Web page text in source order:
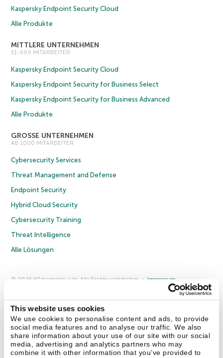
This website uses cookies
We use cookies to personalise content and ads, to provide
social media features and to analyse our traffic. We also
share information about your use of our site with our social
media, advertising and analytics partners who may
combine it with other information that you’ve provided to
Kaspersky Endpoint Security Cloud
Alle Produkte
MITTLERE UNTERNEHMEN
51-999 MITARBEITER
Kaspersky Endpoint Security Cloud
Kaspersky Endpoint Security for Business Select
Kaspersky Endpoint Security for Business Advanced
Alle Produkte
GROSSE UNTERNEHMEN
AB 1000 MITARBEITER
Cybersecurity Services
Threat Management and Defense
Endpoint Security
Hybrid Cloud Security
Cybersecurity Training
Threat Intelligence
Alle Lösungen
© 2026 AO Kaspersky Lab. Alle Rechte vorbehalten.
Impressum
Lizenzvereinbarung B2B
Anmeldung zum Newsletter für B2B-Vertriebspartner
Kontakt Über uns Partner Blog
Weitere Informationen
Pressemitteilungen